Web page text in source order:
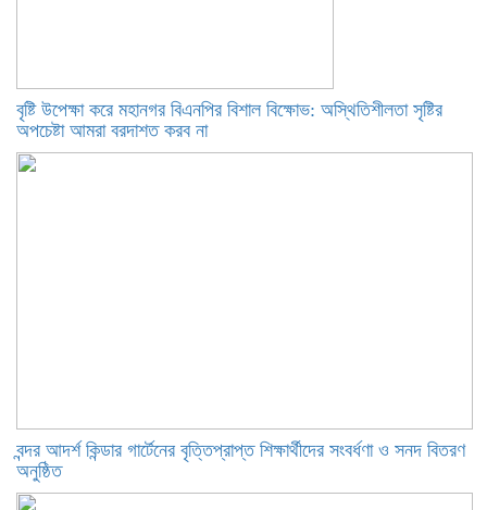
বৃষ্টি উপেক্ষা করে মহানগর বিএনপির বিশাল বিক্ষোভ: অস্থিতিশীলতা সৃষ্টির
অপচেষ্টা আমরা বরদাশত করব না
বন্দর আদর্শ কিন্ডার গার্টেনের বৃত্তিপ্রাপ্ত শিক্ষার্থীদের সংবর্ধণা ও সনদ বিতরণ
অনুষ্ঠিত